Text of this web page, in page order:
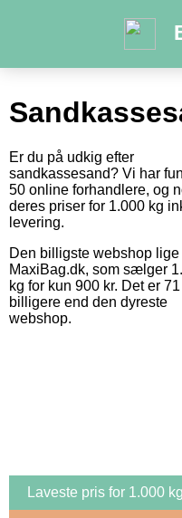
Er du på udkig efter
sandkassesand? Vi har
50 online forhandlere, og
deres priser for 1.000 kg
levering.
Den billigste webshop lige
MaxiBag.dk, som sælger
kg for kun 900 kr. Det er
billigere end den dyreste
webshop.
Laveste pris for 1.000